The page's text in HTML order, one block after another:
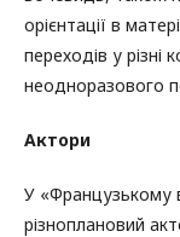
орієнтації в
переходів у різні
неодноразового
Актори
У «Французькому
різноплановий